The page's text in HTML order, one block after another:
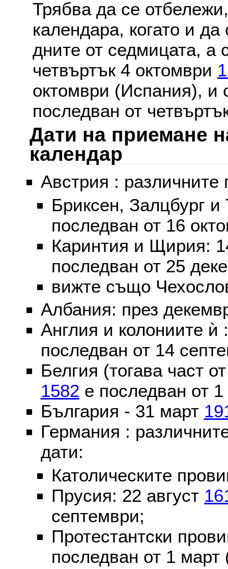
Трябва да се
календара, когато и
дните от седмицата, а
четвъртък 4 октомври
октомври (Испания), и
последван от
Дати на приемане
календар
Австрия :
Бриксен, Залцбург
последван от 16
Каринтия и Щирия:
последван от 25
вижте също
Албания: през
Англия и колониите
последван от 14
Белгия (тогава част
1582 е последван от
България - 31 март
Германия :
дати:
Католическите
Прусия: 22 август
септември;
Протестантски
последван от 1 март